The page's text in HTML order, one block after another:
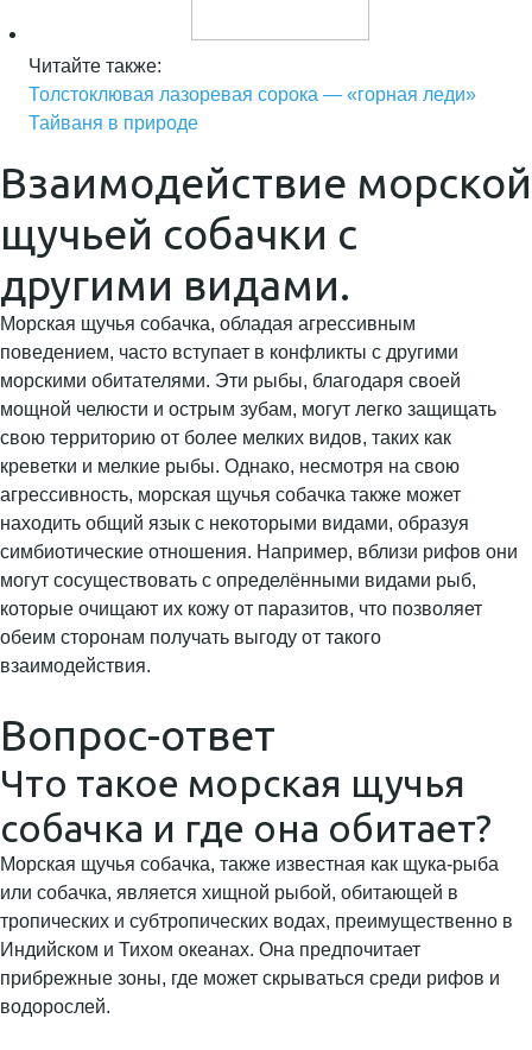
Читайте также:
Толстоклювая лазоревая сорока — «горная леди»
Тайваня в природе
Взаимодействие морской
щучьей собачки с
другими видами.
Морская щучья собачка, обладая агрессивным
поведением, часто вступает в конфликты с другими
морскими обитателями. Эти рыбы, благодаря своей
мощной челюсти и острым зубам, могут легко защищать
свою территорию от более мелких видов, таких как
креветки и мелкие рыбы. Однако, несмотря на свою
агрессивность, морская щучья собачка также может
находить общий язык с некоторыми видами, образуя
симбиотические отношения. Например, вблизи рифов они
могут сосуществовать с определёнными видами рыб,
которые очищают их кожу от паразитов, что позволяет
обеим сторонам получать выгоду от такого
взаимодействия.
Вопрос-ответ
Что такое морская щучья
собачка и где она обитает?
Морская щучья собачка, также известная как щука-рыба
или собачка, является хищной рыбой, обитающей в
тропических и субтропических водах, преимущественно в
Индийском и Тихом океанах. Она предпочитает
прибрежные зоны, где может скрываться среди рифов и
водорослей.